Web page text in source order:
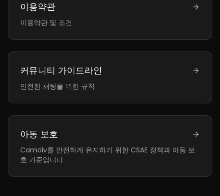
이용약관
이용약관 및 조건
커뮤니티 가이드라인
안전한 채팅을 위한 규칙
아동 보호
Camdiv를 안전하게 유지하기 위한 CSAE 정책과 아동 보
호 기준입니다.